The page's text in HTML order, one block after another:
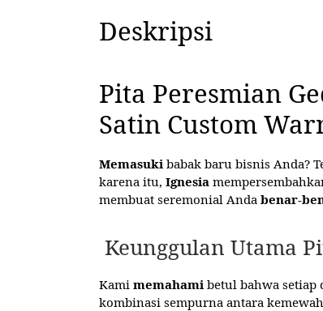
Deskripsi
Pita Peresmian
Satin Custom
Memasuki babak baru bisnis Anda?
karena itu, Ignesia
membuat seremonial Anda benar-
Keunggulan Utama
Kami memahami betul bahwa setiap
kombinasi sempurna antara